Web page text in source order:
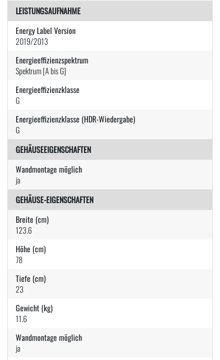
LEISTUNGSAUFNAHME
Energy Label Version
2019/2013
Energieeffizienzspektrum
Spektrum [A bis G]
Energieeffizienzklasse
G
Energieeffizienzklasse (HDR-Wiedergabe)
G
GEHÄUSEEIGENSCHAFTEN
Wandmontage möglich
ja
GEHÄUSE-EIGENSCHAFTEN
Breite (cm)
123.6
Höhe (cm)
78
Tiefe (cm)
23
Gewicht (kg)
11.6
Wandmontage möglich
ja